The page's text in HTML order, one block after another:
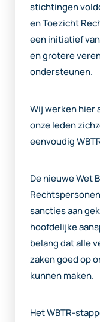
stichtingen
en Toezicht
een initiatief
en grotere
ondersteunen.
Wij werken hier
onze leden
eenvoudig
De nieuwe Wet
sancties aan
hoofdelijke
belang dat alle
zaken goed op
kunnen maken.
Het WBTR-